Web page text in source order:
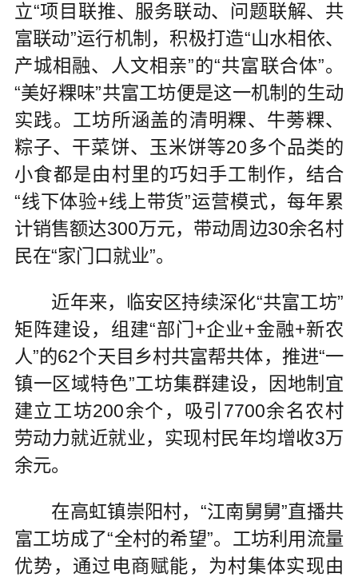
立“项目联推、服务联动、问题联解、共
富联动”运行机制，积极打造“山水相依、
产城相融、人文相亲”的“共富联合体”。
“美好粿味”共富工坊便是这一机制的生动
实践。工坊所涵盖的清明粿、牛蒡粿、
粽子、干菜饼、玉米饼等20多个品类的
小食都是由村里的巧妇手工制作，结合
“线下体验+线上带货”运营模式，每年累
计销售额达300万元，带动周边30余名村
民在“家门口就业”。
近年来，临安区持续深化“共富工坊”
矩阵建设，组建“部门+企业+金融+新农
人”的62个天目乡村共富帮共体，推进“一
镇一区域特色”工坊集群建设，因地制宜
建立工坊200余个，吸引7700余名农村
劳动力就近就业，实现村民年均增收3万
余元。
在高虹镇崇阳村，“江南舅舅”直播共
富工坊成了“全村的希望”。工坊利用流量
优势，通过电商赋能，为村集体实现由